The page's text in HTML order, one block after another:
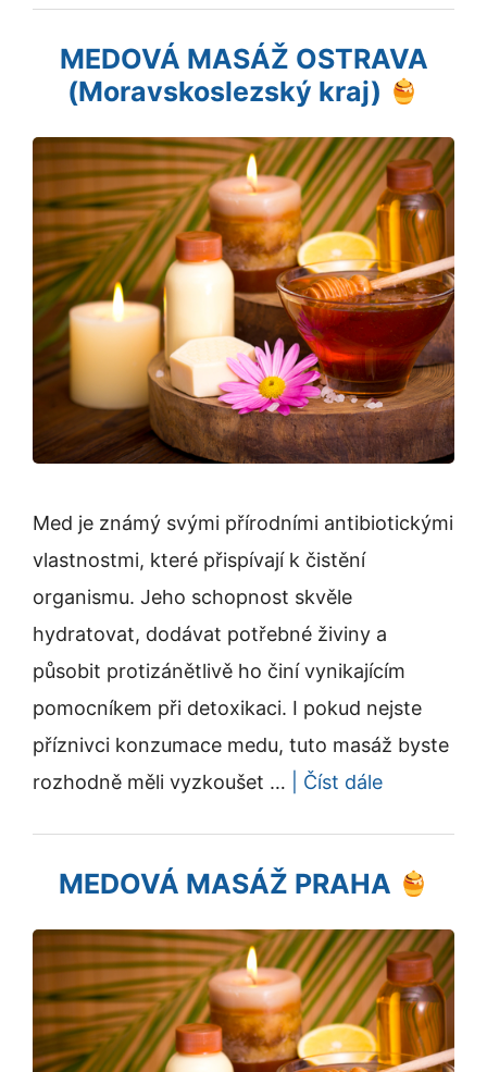
MEDOVÁ MASÁŽ OSTRAVA
(Moravskoslezský kraj)
Med je známý svými přírodními antibiotickými
vlastnostmi, které přispívají k čistění
organismu. Jeho schopnost skvěle
hydratovat, dodávat potřebné živiny a
působit protizánětlivě ho činí vynikajícím
pomocníkem při detoxikaci. I pokud nejste
příznivci konzumace medu, tuto masáž byste
rozhodně měli vyzkoušet …
| Číst dále
MEDOVÁ MASÁŽ PRAHA